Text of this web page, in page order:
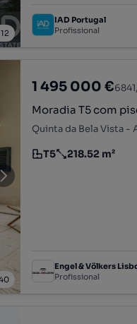
12
IAD Portugal
Profissional
1 495 000 €
Moradia T5 com
Quinta da Bela Vista -
Tipologia
T5
Preço por metro
218.52 m²
Engel & Völkers
Profissional